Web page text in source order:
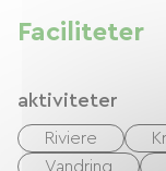
Faciliteter
aktiviteter
Riviere
Vandring